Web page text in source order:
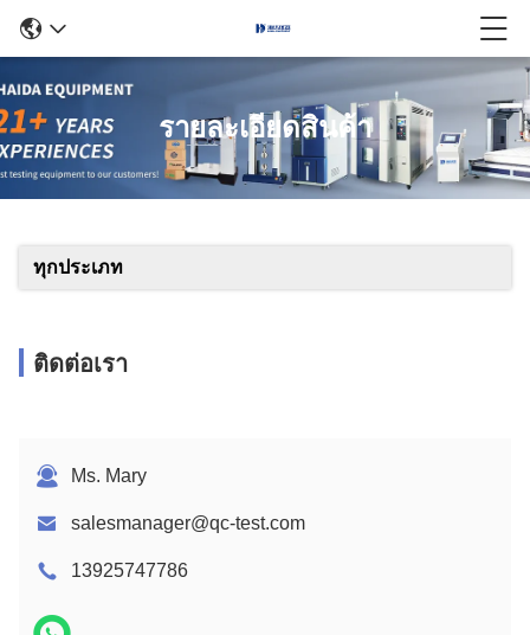
รายละเอียดสินค้า
ทุกประเภท
ติดต่อเรา
Ms. Mary
salesmanager@qc-test.com
13925747786